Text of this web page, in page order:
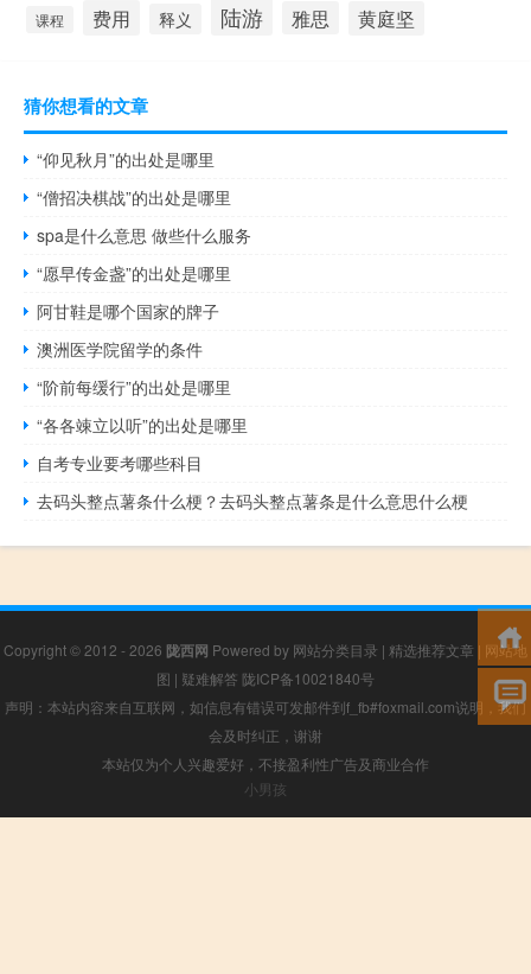
课程 费用 释义 陆游 雅思 黄庭坚
猜你想看的文章
“仰见秋月”的出处是哪里
“僧招决棋战”的出处是哪里
spa是什么意思 做些什么服务
“愿早传金盏”的出处是哪里
阿甘鞋是哪个国家的牌子
澳洲医学院留学的条件
“阶前每缓行”的出处是哪里
“各各竦立以听”的出处是哪里
自考专业要考哪些科目
去码头整点薯条什么梗？去码头整点薯条是什么意思什么梗
Copyright © 2012 - 2026 陇西网 Powered by 网站分类目录 | 精选推荐文章 | 网站地
图 | 疑难解答 陇ICP备10021840号
声明：本站内容来自互联网，如信息有错误可发邮件到f_fb#foxmail.com说明，我们
会及时纠正，谢谢
本站仅为个人兴趣爱好，不接盈利性广告及商业合作
小男孩